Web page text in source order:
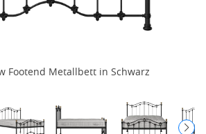
Footend Metallbett in Schwarz